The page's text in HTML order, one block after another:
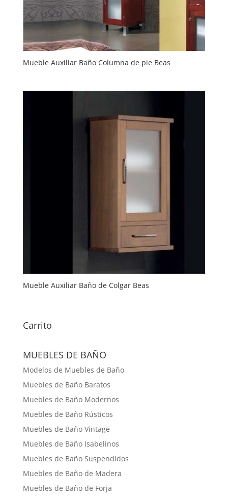
Mueble Auxiliar Baño Columna de pie Beas
Mueble Auxiliar Baño de Colgar Beas
Carrito
MUEBLES DE BAÑO
Modelos de Muebles de Baño
Muebles de Baño Baratos
Muebles de Baño Modernos
Muebles de Baño Rústicos
Muebles de Baño Vintage
Muebles de Baño Isabelinos
Muebles de Baño Suspendidos
Muebles de Baño de Madera
Muebles de Baño de Forja